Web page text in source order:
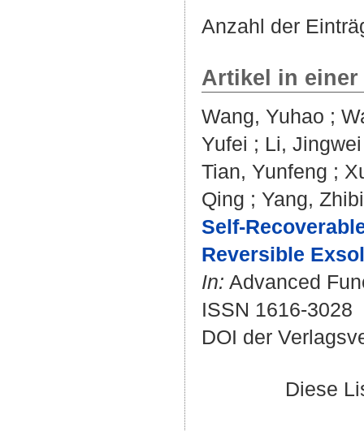
Anzahl der
Artikel in
Wang, Yuhao ;
Yufei ; Li, Jingwei
Tian, Yunfeng ;
Qing ; Yang,
Self-
Reversible
In: Advanced
ISSN 1616-3028
DOI der
Diese